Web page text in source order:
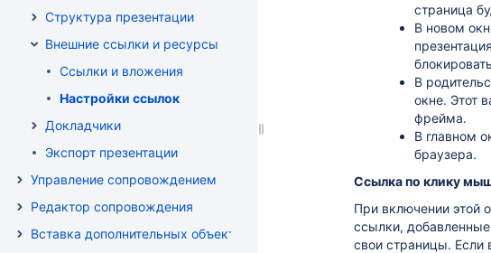
Структура презентации
Внешние ссылки и ресурсы
Ссылки и вложения
Настройки ссылок
Докладчики
Экспорт презентации
Управление сопровождением
Редактор сопровождения
Вставка дополнительных объектов
страница
В новом
В
окне. Этот
фрейма.
В главном
браузера.
Ссылка по клику
При включении этой
ссылки,
свои страницы. Если